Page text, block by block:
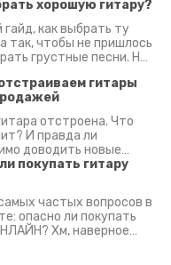
хорошую гитару?
как выбрать ту
так, чтобы не пришлось
грустные песни. На
гитары
отстроена. Что
И правда ли
доводить новые
кратко - да.
- в видео :)
покупать гитару
частых вопросов в
опасно ли покупать
Хм, наверное